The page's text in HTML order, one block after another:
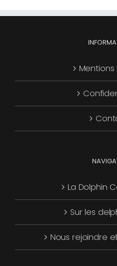
La Dolphin
Sur les
Nous rejoindre